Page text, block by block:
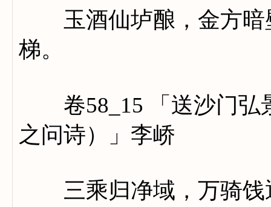
玉酒仙垆酿，金方暗
梯。
卷58_15 「送沙门弘
之问诗）」李峤
三乘归净域，万骑饯